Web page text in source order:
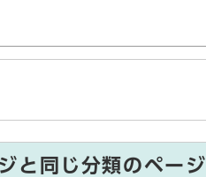
と同じ分類のページ